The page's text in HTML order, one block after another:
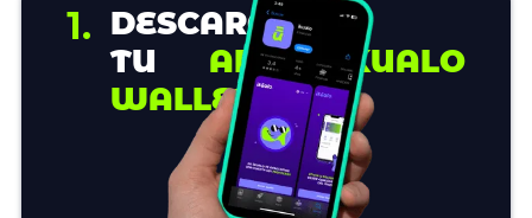
1. DESCARGA
TU APP ÍKUALO
WALLET